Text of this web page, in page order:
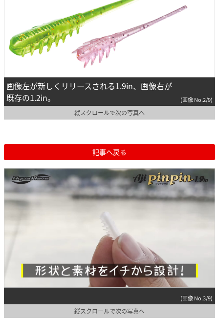
画像左が新しくリリースされる1.9in、画像右が
既存の1.2in。
(画像 No.2/9)
縦スクロールで次の写真へ
記事へ戻る
(画像 No.3/9)
縦スクロールで次の写真へ